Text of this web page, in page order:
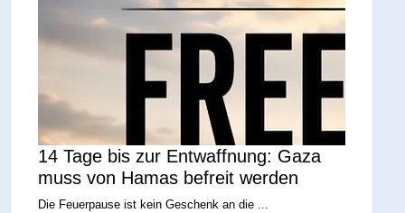
14 Tage bis zur Entwaffnung: Gaza
muss von Hamas befreit werden
Die Feuerpause ist kein Geschenk an die ...